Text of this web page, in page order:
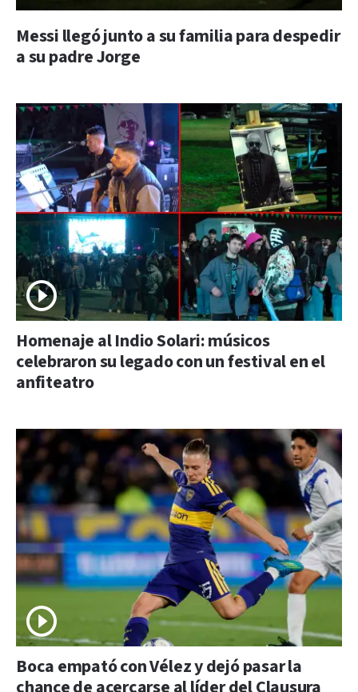
Messi llegó junto a su familia para despedir
a su padre Jorge
Homenaje al Indio Solari: músicos
celebraron su legado con un festival en el
anfiteatro
Boca empató con Vélez y dejó pasar la